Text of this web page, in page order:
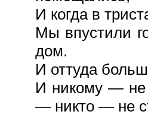
И когда в
Мы впустили
дом.
И оттуда
И никому —
— никто — не